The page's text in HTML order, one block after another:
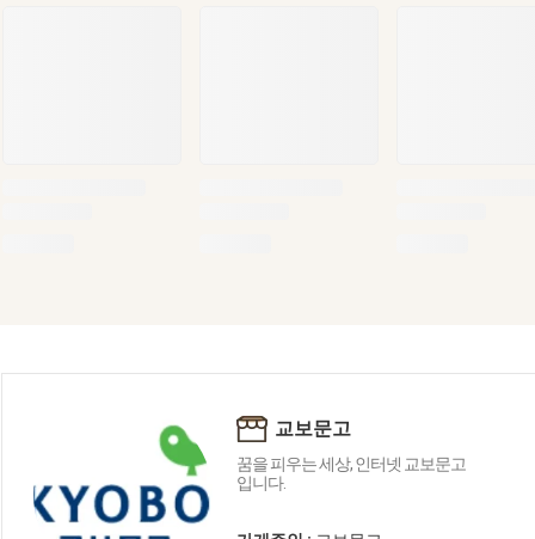
교보문고
꿈을 피우는 세상, 인터넷 교보문고
입니다.